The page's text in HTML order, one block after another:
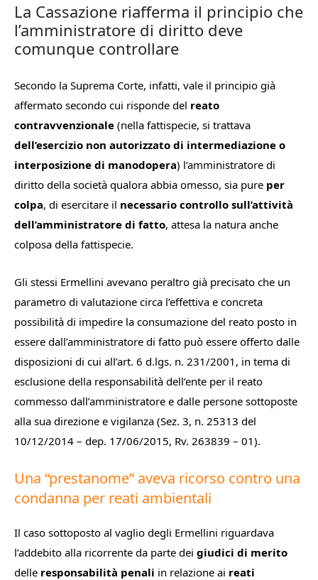
La Cassazione riafferma il principio che
l’amministratore di diritto deve
comunque controllare
Secondo la Suprema Corte, infatti, vale il principio già
affermato secondo cui risponde del reato
contravvenzionale (nella fattispecie, si trattava
dell’esercizio non autorizzato di intermediazione o
interposizione di manodopera) l’amministratore di
diritto della società qualora abbia omesso, sia pure per
colpa, di esercitare il necessario controllo sull’attività
dell’amministratore di fatto, attesa la natura anche
colposa della fattispecie.
Gli stessi Ermellini avevano peraltro già precisato che un
parametro di valutazione circa l’effettiva e concreta
possibilità di impedire la consumazione del reato posto in
essere dall’amministratore di fatto può essere offerto dalle
disposizioni di cui all’art. 6 d.lgs. n. 231/2001, in tema di
esclusione della responsabilità dell’ente per il reato
commesso dall’amministratore e dalle persone sottoposte
alla sua direzione e vigilanza (Sez. 3, n. 25313 del
10/12/2014 – dep. 17/06/2015, Rv. 263839 – 01).
Una “prestanome” aveva ricorso contro una
condanna per reati ambientali
Il caso sottoposto al vaglio degli Ermellini riguardava
l’addebito alla ricorrente da parte dei giudici di merito
delle responsabilità penali in relazione ai reati